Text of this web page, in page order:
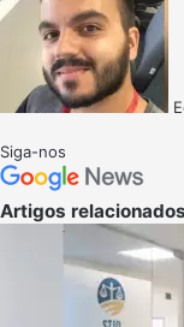
Siga-nos
Artigos relacionados